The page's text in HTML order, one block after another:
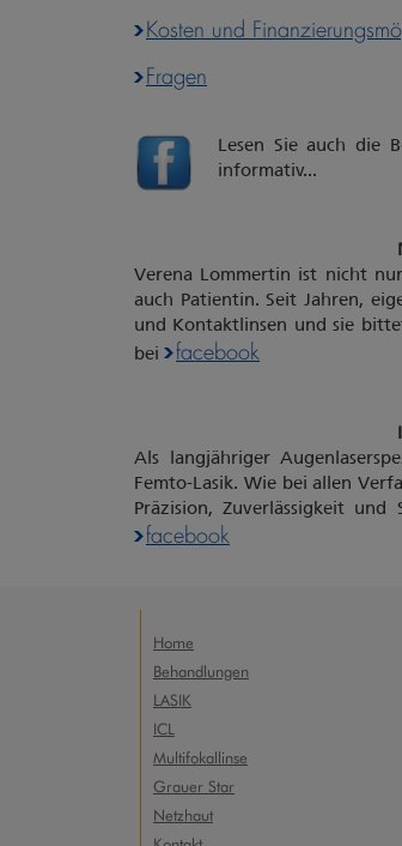
Kosten und
Fragen
Lesen Sie auch die
informativ...
Verena Lommertin ist nicht
auch Patientin. Seit Jahren,
und Kontaktlinsen und sie
bei
facebook
Als langjähriger
Femto-Lasik. Wie bei allen
Präzision, Zuverlässigkeit
facebook
Home
Behandlungen
LASIK
ICL
Multifokallinse
Grauer Star
Netzhaut